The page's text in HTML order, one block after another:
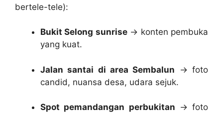
bertele-tele):
Bukit Selong sunrise→ konten pembuka
yang kuat.
Jalan santai di area Sembalun → foto
candid, nuansa desa, udara sejuk.
Spot pemandangan perbukitan → foto